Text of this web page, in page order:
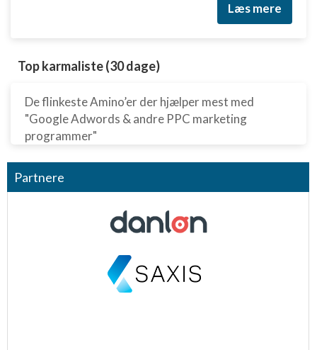
Læs mere
Top karmaliste (30 dage)
De flinkeste Amino’er der hjælper mest med
"Google Adwords & andre PPC marketing
programmer"
Partnere